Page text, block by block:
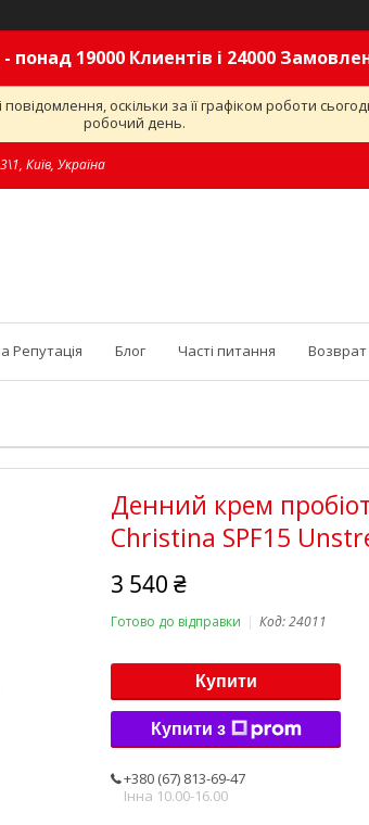
понад 19000 Клиентів і 24000
оскільки за її графіком роботи
робочий день.
Київ, Україна
Репутація Блог Часті питання
Денний крем
Christina SPF15
3 540 ₴
Готово до відправки Код:24011
Купити
Купити з
+380 (67) 813-69-47
Інна 10.00-16.00